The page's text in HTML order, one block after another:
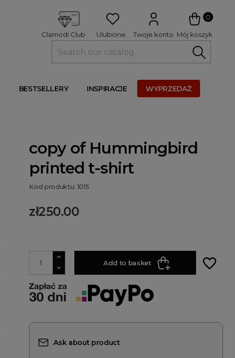
0
Mój koszyk
Twoje konto
Ulubione
Clamodi Club
BESTSELLERY INSPIRACJE WYPRZEDAŻ
copy of Hummingbird
printed t-shirt
Kod produktu: 1015
zł250.00
Add to basket favorite_border
Ask about product